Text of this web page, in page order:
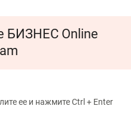
БИЗНЕС Online
ее и нажмите Ctrl + Enter